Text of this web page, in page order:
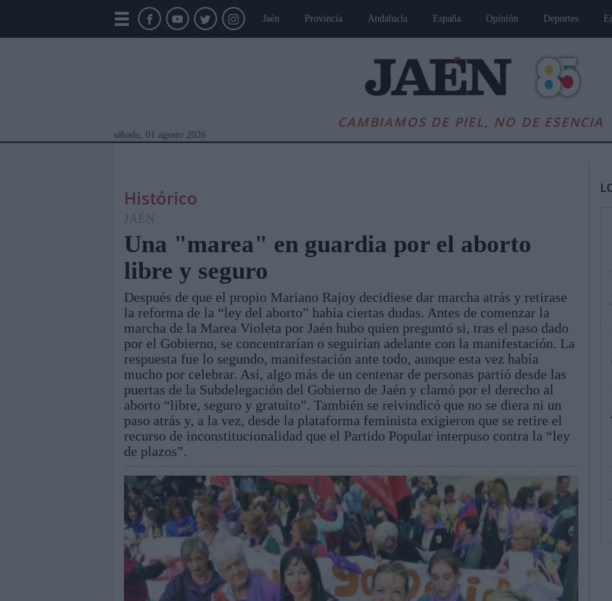
Jaén Provincia Andalucía España Opinión Deportes
CAMBIAMOS DE PIEL, NO DE ESENCIA
sábado, 01 agosto 2026
Módulos Portada Jaén Provincia
Histórico
JAÉN
Una "marea" en guardia por el aborto
libre y seguro
Después de que el propio Mariano Rajoy decidiese dar marcha atrás y retirase
la reforma de la “ley del aborto” había ciertas dudas. Antes de comenzar la
marcha de la Marea Violeta por Jaén hubo quien preguntó si, tras el paso dado
por el Gobierno, se concentrarían o seguirían adelante con la manifestación. La
respuesta fue lo segundo, manifestación ante todo, aunque esta vez había
mucho por celebrar. Así, algo más de un centenar de personas partió desde las
puertas de la Subdelegación del Gobierno de Jaén y clamó por el derecho al
aborto “libre, seguro y gratuito”. También se reivindicó que no se diera ni un
paso atrás y, a la vez, desde la plataforma feminista exigieron que se retire el
recurso de inconstitucionalidad que el Partido Popular interpuso contra la “ley
de plazos”.